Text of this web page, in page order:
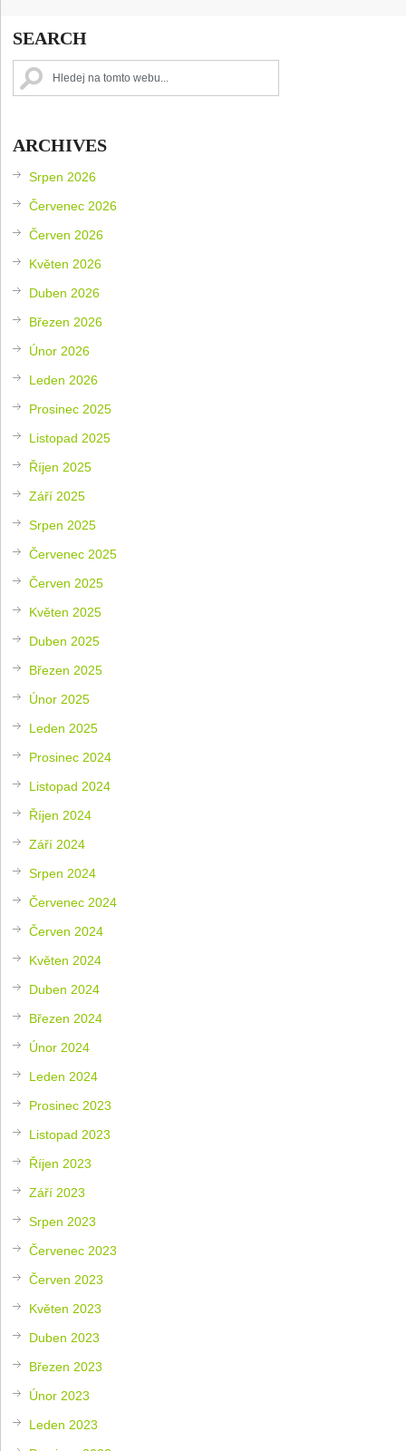
SEARCH
ARCHIVES
Srpen 2026
Červenec 2026
Červen 2026
Květen 2026
Duben 2026
Březen 2026
Únor 2026
Leden 2026
Prosinec 2025
Listopad 2025
Říjen 2025
Září 2025
Srpen 2025
Červenec 2025
Červen 2025
Květen 2025
Duben 2025
Březen 2025
Únor 2025
Leden 2025
Prosinec 2024
Listopad 2024
Říjen 2024
Září 2024
Srpen 2024
Červenec 2024
Červen 2024
Květen 2024
Duben 2024
Březen 2024
Únor 2024
Leden 2024
Prosinec 2023
Listopad 2023
Říjen 2023
Září 2023
Srpen 2023
Červenec 2023
Červen 2023
Květen 2023
Duben 2023
Březen 2023
Únor 2023
Leden 2023